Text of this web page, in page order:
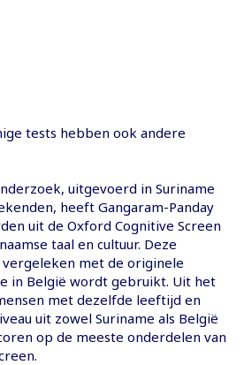
tests hebben ook andere
uitgevoerd in Suriname
heeft Gangaram-Panday
uit de Oxford Cognitive Screen
taal en cultuur. Deze
met de originele
in België wordt gebruikt. Uit het
met dezelfde leeftijd en
uit zowel Suriname als België
op de meeste onderdelen van